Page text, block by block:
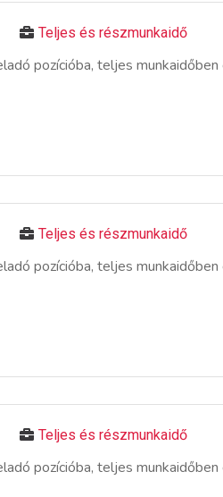
Teljes és részmunkaidő
pozícióba, teljes
Teljes és részmunkaidő
pozícióba, teljes
Teljes és részmunkaidő
pozícióba, teljes